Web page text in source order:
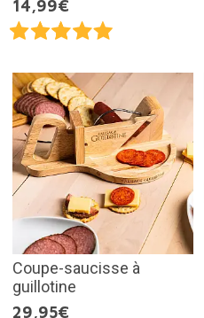
14,99€
Coupe-saucisse à
guillotine
29,95€